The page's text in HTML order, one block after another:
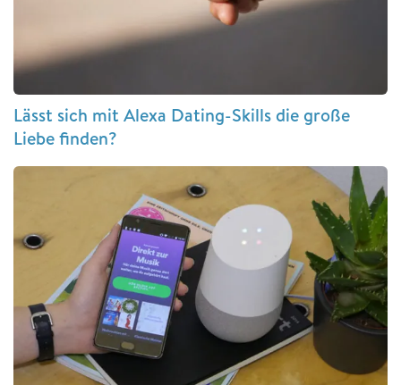
Lässt sich mit Alexa Dating-Skills die große
Liebe finden?